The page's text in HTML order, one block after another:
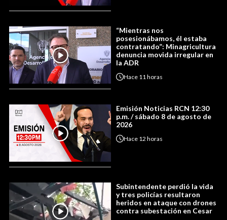
“Mientras nos
posesionábamos, él estaba
contratando”: Minagricultura
denuncia movida irregular en
la ADR
Hace 11 horas
Emisión Noticias RCN 12:30
p.m. / sábado 8 de agosto de
2026
Hace 12 horas
Subintendente perdió la vida
y tres policías resultaron
heridos en ataque con drones
contra subestación en Cesar